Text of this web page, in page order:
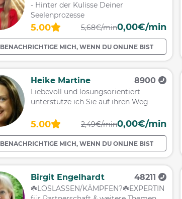
- Hinter der Kulisse Deiner
Seelenprozesse
5.00 5,68€/min0,00€/min
BENACHRICHTIGE MICH, WENN DU ONLINE BIST
Heike Martine 8900
Liebevoll und lösungsorientiert
unterstütze ich Sie auf ihren Weg
5.00 2,49€/min0,00€/min
BENACHRICHTIGE MICH, WENN DU ONLINE BIST
Birgit Engelhardt 48211
☘️LOSLASSEN/KÄMPFEN?☘️EXPERTIN